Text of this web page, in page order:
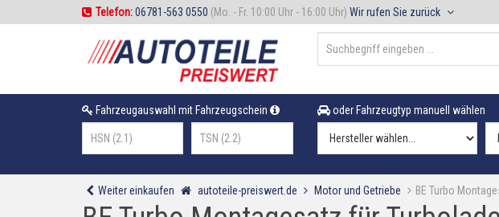
Telefon:06781-563 0550 (Mo. - Fr. 10:00 Uhr - 16:00 Uhr) Wir rufen Sie zurück
Fahrzeugauswahl mit Fahrzeugschein oder Fahrzeugtyp manuell wählen
Weiter einkaufen autoteile-preiswert.de Motor und Getriebe BE Turbo